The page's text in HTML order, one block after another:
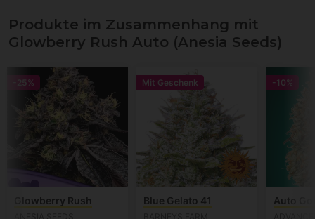
Produkte im Zusammenhang mit
Glowberry Rush Auto (Anesia Seeds)
-25%
Glowberry Rush
Mit Geschenk
Blue Gelato 41
-10%
Auto